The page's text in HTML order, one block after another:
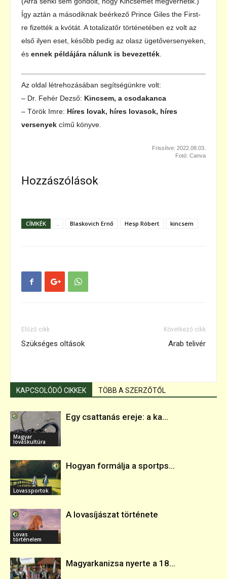
Így aztán a másodiknak beérkező Prince Giles the First-
re fizették a kvótát. A totalizatőr történetében ez volt az
első ilyen eset, később pedig az olasz ügetőversenyeken,
és ennek példájára nálunk is bevezették
Az oldal létrehozásában segítségünkre volt:
– Dr. Fehér Dezső: Kincsem, a csodakanca
– Török Imre: Híres lovak, híres lovasok, híres
versenyek című könyve.
Frissítve: 2022.08.03.
Fotó: Canva
Hozzászólások
CÍMKÉK . Blaskovich Ernő Hesp Róbert kincsem
Előző cikk
Szükséges oltások
Következő cikk
Arab telivér
KAPCSOLÓDÓ CIKKEK TÖBB A SZERZŐTŐL
Magyar
lovaskultúra
Egy csattanás ereje: a ka...
Lovassportok
Hogyan formálja a sportps...
Lovas
történelem
A lovasíjászat története
Magyarkanizsa nyerte a 18...